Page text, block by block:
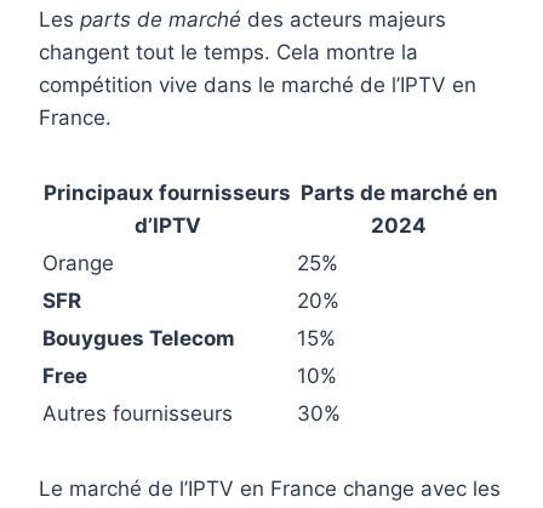
Les parts de marché des acteurs majeurs
changent tout le temps. Cela montre la
compétition vive dans le marché de l’IPTV en
France.
Principaux fournisseurs
d’IPTV
Parts de marché en
2024
Orange
25%
SFR
20%
Bouygues Telecom
15%
Free
10%
Autres fournisseurs
30%
Le marché de l’IPTV en France change avec les